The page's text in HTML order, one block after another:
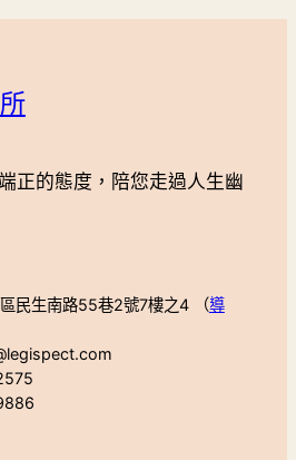
正的態度，陪您走過人生幽
民生南路55巷2號7樓之4 （導